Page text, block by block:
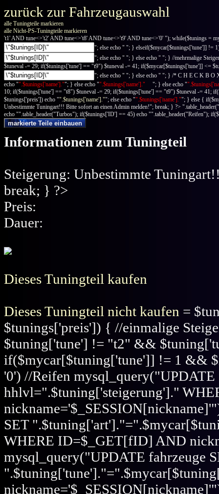
zurück zur Fahrzeugauswahl
alle Tuningteile markieren
alle Nicht-PS-Tuningteile markieren
't1' AND tune<>'t2' AND tune<>'t8' AND tune<>'t9' AND tune<>'0' "); while($tunings =
"; else echo " "; } elseif($mycar[$tunings['tune']] !=
"; else echo " "; } else echo " "; } //mehrmalige
$tuneval -= 29; if($tunings['tune'] == "t9") $tuneval -= 41; if($mycar[$tunings['tune']] <=
"; else echo " "; } else echo " "; } /* C H E C K B O
echo "".$tunings['name'].""; } else echo "".$tunings['name']." "; } else echo "
10; if($tunings['tune'] == "t8") $tuneval -= 29; if($tunings['tune'] == "t9") $tuneval -= 41;
$tunings['preis']) echo "".$tunings['name'].""; else echo "".$tunings['name'].""; } else {
Unbestimmte Tuningart!!! Bitte sofort an einen Admin melden!"; break; } ?>
echo "".table_header("Turbos"); if($tunings['ID'] == 45) echo "".table_header("Reifen");
Informationen zum Tuningteil
Steigerung: Unbestimmte
break; } ?>
Preis:
Dauer:
Dieses Tuningteil kaufen
Dieses Tuningteil nicht kaufen =
$tunings['preis']) { //einmalige
$tuning['tune'] != "t2" &&
if($mycar[$tuning['tune']] != 1 &&
'0') //Reifen mysql_query("UPDATE
hhlvl=".$tuning['steigerung']."
SET
WHERE ID=$_GET[fID] AND
mysql_query("UPDATE fahrzeuge